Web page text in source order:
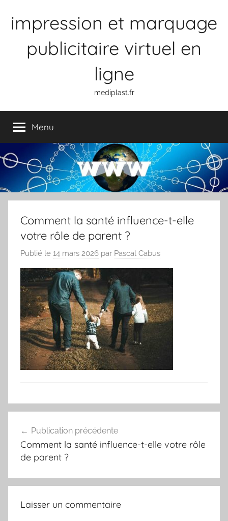
impression et marquage
publicitaire virtuel en
ligne
mediplast.fr
Menu
Comment la santé influence-t-elle
votre rôle de parent ?
Publié le 14 mars 2026 par Pascal Cabus
de
l’article
Publication précédente
Comment la santé influence-t-elle votre rôle
de parent ?
Laisser un commentaire